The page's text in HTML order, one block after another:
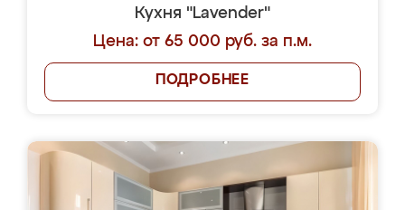
Кухня "Lavender"
Цена: от 65 000 руб. за п.м.
ПОДРОБНЕЕ